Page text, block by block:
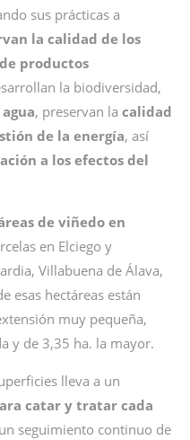
sus prácticas a
la calidad de los
productos
la biodiversidad,
, preservan la calidad
de la energía, así
a los efectos del
de viñedo en
en Elciego y
Villabuena de Álava,
esas hectáreas están
muy pequeña,
y de 3,35 ha. la mayor.
lleva a un
catar y tratar cada
seguimiento continuo de